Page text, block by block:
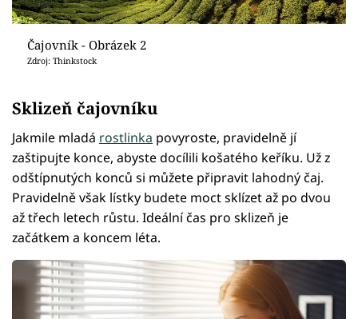
Čajovník - Obrázek 2
Zdroj: Thinkstock
Sklizeň čajovníku
Jakmile mladá rostlinka povyroste, pravidelně jí
zaštipujte konce, abyste docílili košatého keříku. Už z
odštípnutých konců si můžete připravit lahodný čaj.
Pravidelně však lístky budete moct sklízet až po dvou
až třech letech růstu. Ideální čas pro sklizeň je
začátkem a koncem léta.